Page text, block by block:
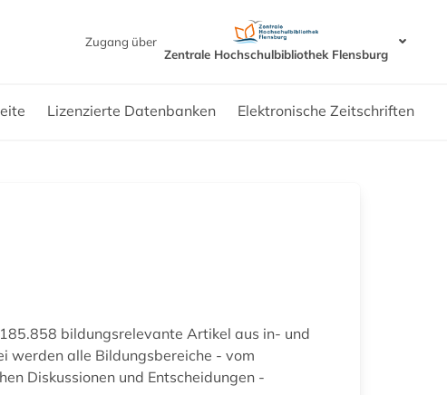
Zugang über
Zentrale Hochschulbibliothek Flensburg
Lizenzierte Datenbanken Elektronische Zeitschriften
bildungsrelevante Artikel aus in- und
werden alle Bildungsbereiche - vom
Diskussionen und Entscheidungen -